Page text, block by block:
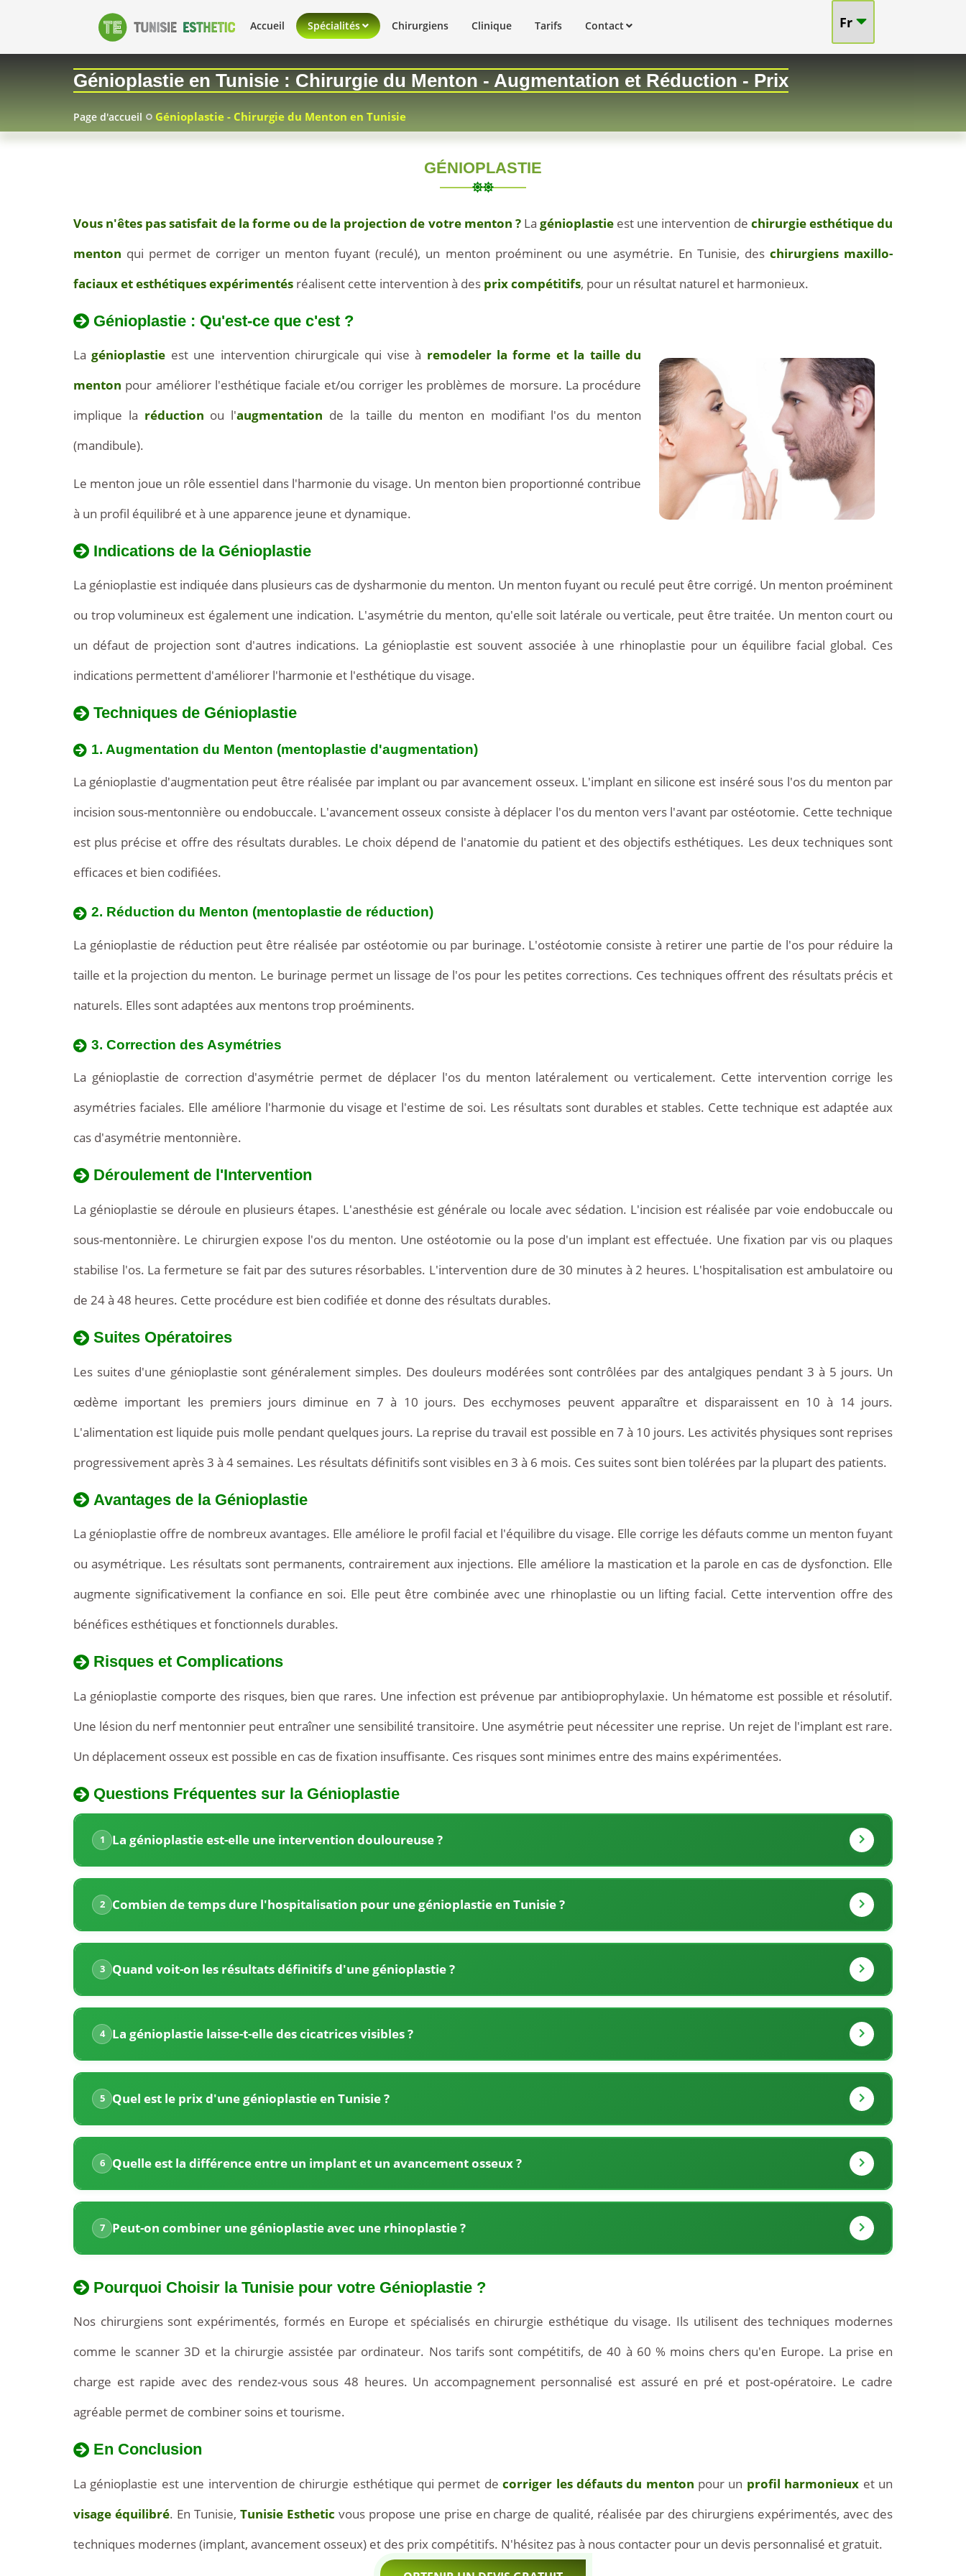
Fr
Accueil Spécialités Chirurgiens Clinique Tarifs Contact
Génioplastie en Tunisie : Chirurgie du Menton - Augmentation et Réduction - Prix
Page d'accueil Génioplastie - Chirurgie du Menton en Tunisie
GÉNIOPLASTIE
03
Vous n'êtes pas satisfait de la forme ou de la projection de votre menton ?Lagénioplastie est une intervention de chirurgie esthétique du
menton qui permet de corriger un menton fuyant (reculé), un menton proéminent ou une asymétrie. En Tunisie, des chirurgiens maxillo-
faciaux et esthétiques expérimentés réalisent cette intervention à des prix compétitifs, pour un résultat naturel et harmonieux.
Génioplastie : Qu'est-ce que c'est ?
Lagénioplastie est une intervention chirurgicale qui vise à remodeler la forme et la taille du
menton pour améliorer l'esthétique faciale et/ou corriger les problèmes de morsure. La procédure
implique la réduction ou l'augmentation de la taille du menton en modifiant l'os du menton
(mandibule).
Le menton joue un rôle essentiel dans l'harmonie du visage. Un menton bien proportionné contribue
à un profil équilibré et à une apparence jeune et dynamique.
Indications de la Génioplastie
La génioplastie est indiquée dans plusieurs cas de dysharmonie du menton. Un menton fuyant ou reculé peut être corrigé. Un menton proéminent
ou trop volumineux est également une indication. L'asymétrie du menton, qu'elle soit latérale ou verticale, peut être traitée. Un menton court ou
un défaut de projection sont d'autres indications. La génioplastie est souvent associée à une rhinoplastie pour un équilibre facial global. Ces
indications permettent d'améliorer l'harmonie et l'esthétique du visage.
Techniques de Génioplastie
1. Augmentation du Menton (mentoplastie d'augmentation)
La génioplastie d'augmentation peut être réalisée par implant ou par avancement osseux. L'implant en silicone est inséré sous l'os du menton par
incision sous-mentonnière ou endobuccale. L'avancement osseux consiste à déplacer l'os du menton vers l'avant par ostéotomie. Cette technique
est plus précise et offre des résultats durables. Le choix dépend de l'anatomie du patient et des objectifs esthétiques. Les deux techniques sont
efficaces et bien codifiées.
2. Réduction du Menton (mentoplastie de réduction)
La génioplastie de réduction peut être réalisée par ostéotomie ou par burinage. L'ostéotomie consiste à retirer une partie de l'os pour réduire la
taille et la projection du menton. Le burinage permet un lissage de l'os pour les petites corrections. Ces techniques offrent des résultats précis et
naturels. Elles sont adaptées aux mentons trop proéminents.
3. Correction des Asymétries
La génioplastie de correction d'asymétrie permet de déplacer l'os du menton latéralement ou verticalement. Cette intervention corrige les
asymétries faciales. Elle améliore l'harmonie du visage et l'estime de soi. Les résultats sont durables et stables. Cette technique est adaptée aux
cas d'asymétrie mentonnière.
Déroulement de l'Intervention
La génioplastie se déroule en plusieurs étapes. L'anesthésie est générale ou locale avec sédation. L'incision est réalisée par voie endobuccale ou
sous-mentonnière. Le chirurgien expose l'os du menton. Une ostéotomie ou la pose d'un implant est effectuée. Une fixation par vis ou plaques
stabilise l'os. La fermeture se fait par des sutures résorbables. L'intervention dure de 30 minutes à 2 heures. L'hospitalisation est ambulatoire ou
de 24 à 48 heures. Cette procédure est bien codifiée et donne des résultats durables.
Suites Opératoires
Les suites d'une génioplastie sont généralement simples. Des douleurs modérées sont contrôlées par des antalgiques pendant 3 à 5 jours. Un
œdème important les premiers jours diminue en 7 à 10 jours. Des ecchymoses peuvent apparaître et disparaissent en 10 à 14 jours.
L'alimentation est liquide puis molle pendant quelques jours. La reprise du travail est possible en 7 à 10 jours. Les activités physiques sont reprises
progressivement après 3 à 4 semaines. Les résultats définitifs sont visibles en 3 à 6 mois. Ces suites sont bien tolérées par la plupart des patients.
Avantages de la Génioplastie
La génioplastie offre de nombreux avantages. Elle améliore le profil facial et l'équilibre du visage. Elle corrige les défauts comme un menton fuyant
ou asymétrique. Les résultats sont permanents, contrairement aux injections. Elle améliore la mastication et la parole en cas de dysfonction. Elle
augmente significativement la confiance en soi. Elle peut être combinée avec une rhinoplastie ou un lifting facial. Cette intervention offre des
bénéfices esthétiques et fonctionnels durables.
Risques et Complications
La génioplastie comporte des risques, bien que rares. Une infection est prévenue par antibioprophylaxie. Un hématome est possible et résolutif.
Une lésion du nerf mentonnier peut entraîner une sensibilité transitoire. Une asymétrie peut nécessiter une reprise. Un rejet de l'implant est rare.
Un déplacement osseux est possible en cas de fixation insuffisante. Ces risques sont minimes entre des mains expérimentées.
Tarifs
la
Génioplastie
Tunisie
La
Tunisie
propose
des
tarifs
très
compétitifs
pour
génioplastie.
Une
génioplastie
d'augmentation
par
implant
coûte
entre
500
€.
Une
génioplastie
Questions Fréquentes sur la Génioplastie
1 La génioplastie est-elle une intervention douloureuse ?
2 Combien de temps dure l'hospitalisation pour une génioplastie en Tunisie ?
3 Quand voit-on les résultats définitifs d'une génioplastie ?
4 La génioplastie laisse-t-elle des cicatrices visibles ?
5 Quel est le prix d'une génioplastie en Tunisie ?
6 Quelle est la différence entre un implant et un avancement osseux ?
7 Peut-on combiner une génioplastie avec une rhinoplastie ?
Pourquoi Choisir la Tunisie pour votre Génioplastie ?
Nos chirurgiens sont expérimentés, formés en Europe et spécialisés en chirurgie esthétique du visage. Ils utilisent des techniques modernes
comme le scanner 3D et la chirurgie assistée par ordinateur. Nos tarifs sont compétitifs, de 40 à 60 % moins chers qu'en Europe. La prise en
charge est rapide avec des rendez-vous sous 48 heures. Un accompagnement personnalisé est assuré en pré et post-opératoire. Le cadre
agréable permet de combiner soins et tourisme.
En Conclusion
La génioplastie est une intervention de chirurgie esthétique qui permet decorriger les défauts du menton pour un profil harmonieux et un
visage équilibré. En Tunisie, Tunisie Esthetic vous propose une prise en charge de qualité, réalisée par des chirurgiens expérimentés, avec des
techniques modernes (implant, avancement osseux) et des prix compétitifs. N'hésitez pas à nous contacter pour un devis personnalisé et gratuit.